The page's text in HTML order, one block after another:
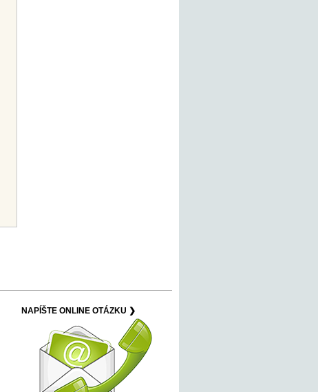
NAPÍŠTE ONLINE OTÁZKU ❯